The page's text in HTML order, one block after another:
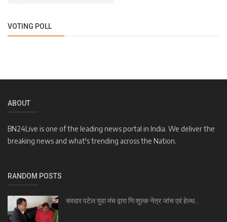
VOTING POLL
ABOUT
BN24Live is one of the leading news portal in India. We deliver the
breaking news and what's trending across the Nation.
RANDOM POSTS
सरदार पटेल युवा मंच द्वारा निःशुल्क नेत्र जांच एवं हेल्थ...